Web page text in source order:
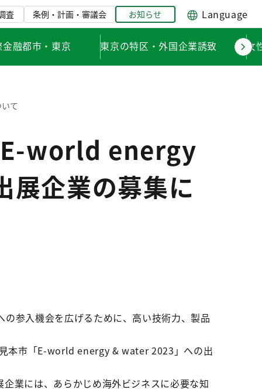
査 条例・計画・審議会 お知らせ Language
金融都市・東京 東京の特区・外国企業誘致 女
て
E-world energy
企業の募集に
参入機会を広げるために、高い技術力、製品
本市「E-world energy & water 2023」への出
業には、あらかじめ海外ビジネスに必要な知